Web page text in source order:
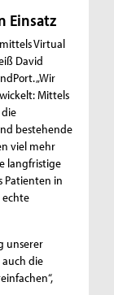
Einsatz
Virtual
David
„Wir
Mittels
bestehende
viel mehr
langfristige
Patienten in
unserer
die